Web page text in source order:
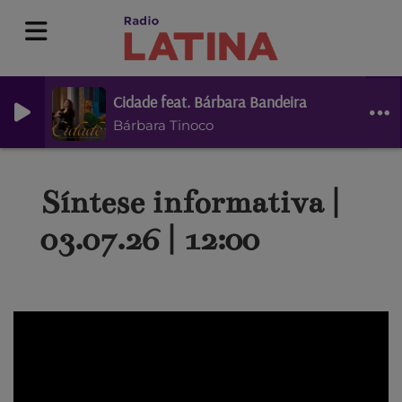
Cidade feat. Bárbara Bandeira
Bárbara Tinoco
Síntese informativa |
03.07.26 | 12:00